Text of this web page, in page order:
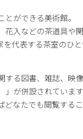
ができる美術館。
入などの茶道具や
代表する茶室のひ
する図書、雑誌、映
が併設されていま
なたでも閲覧する